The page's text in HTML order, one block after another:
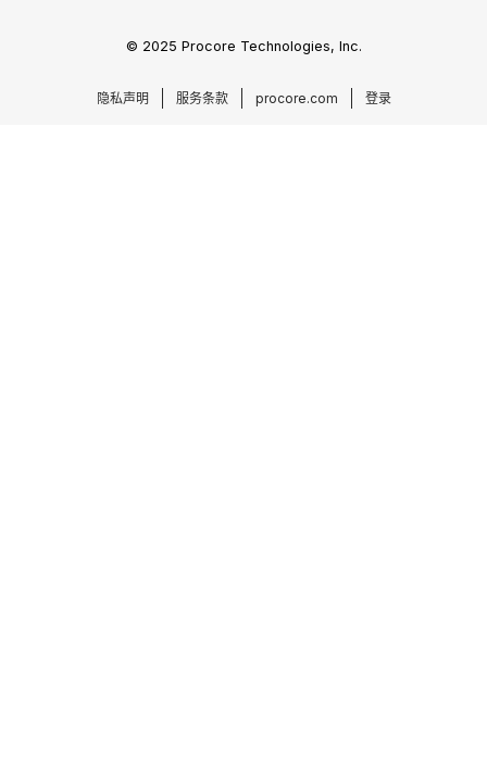
© 2025 Procore Technologies, Inc.
隐私声明 服务条款 procore.com 登录